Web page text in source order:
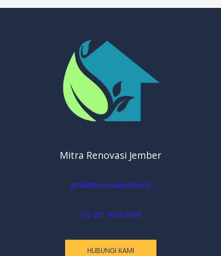
Mitra Renovasi Jember
gmail@renovasijember.id
+62 851-4106-0909
HUBUNGI KAMI